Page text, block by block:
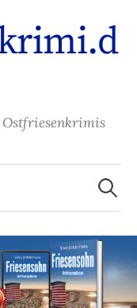
Ostfriesenkrimis
Suchen
nach: